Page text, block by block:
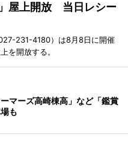
屋上開放 当日レシー
231-4180）は8月8日に開催
を開放する。
マーズ高崎棟高」など「鑑賞
も